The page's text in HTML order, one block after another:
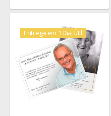
Entrega em 1 Dia Útil